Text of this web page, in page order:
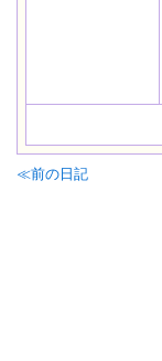
≪前の日記